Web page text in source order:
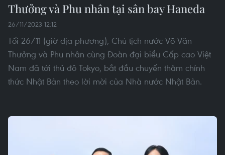
Thưởng và Phu nhân tại sân bay Haneda
26/11/2023 12:12
Tối 26/11 (giờ địa phương), Chủ tịch nước Võ Văn
Thưởng và Phu nhân cùng Đoàn đại biểu Cấp cao Việt
Nam đã tới thủ đô Tokyo, bắt đầu chuyến thăm chính
thức Nhật Bản theo lời mời của Nhà nước Nhật Bản.